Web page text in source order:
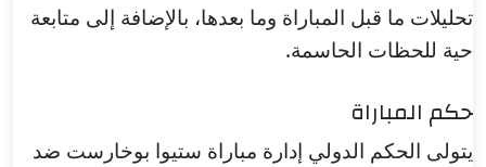
تحليلات ما قبل المباراة وما بعدها، بالإضافة إلى متابعة
حية للحظات الحاسمة.
حكم المباراة
يتولى الحكم الدولي إدارة مباراة ستيوا بوخارست ضد